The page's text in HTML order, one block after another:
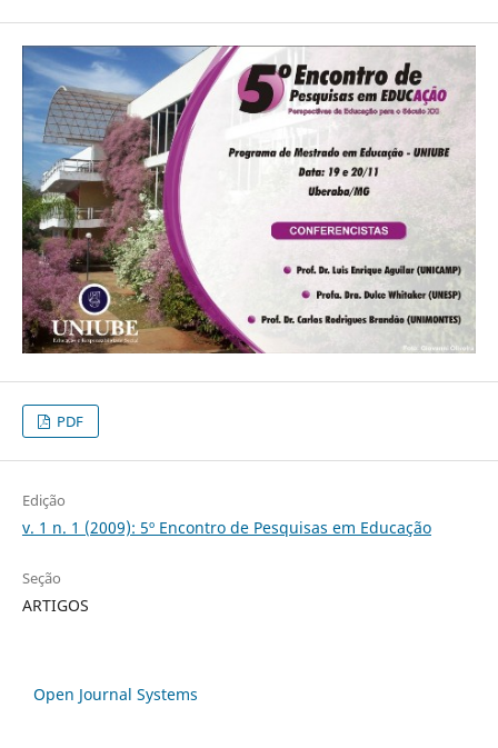
PDF
Edição
v. 1 n. 1 (2009): 5º Encontro de Pesquisas em Educação
Seção
ARTIGOS
Open Journal Systems